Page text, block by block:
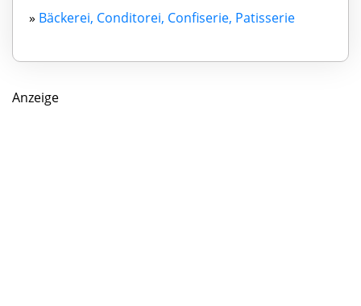
» Bäckerei, Conditorei, Confiserie, Patisserie
Anzeige